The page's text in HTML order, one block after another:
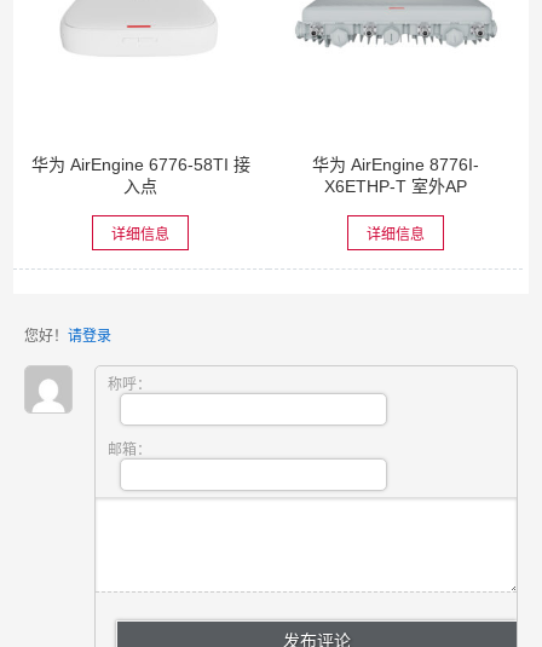
华为 AirEngine 6776-58TI 接
入点
详细信息
华为 AirEngine 8776I-
X6ETHP-T 室外AP
详细信息
您好！ 请登录
称呼：
邮箱：